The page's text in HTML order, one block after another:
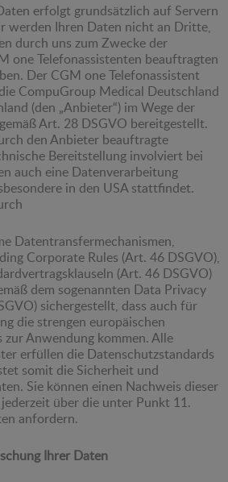
erfolgt grundsätzlich auf Servern
werden Ihren Daten nicht an Dritte,
durch uns zum Zwecke der
one Telefonassistenten beauftragten
Der CGM one Telefonassistent
CompuGroup Medical Deutschland
(den „Anbieter“) im Wege der
Art. 28 DSGVO bereitgestellt.
den Anbieter beauftragte
Bereitstellung involviert bei
auch eine Datenverarbeitung
in den USA stattfindet.
Datentransfermechanismen,
Corporate Rules (Art. 46 DSGVO),
(Art. 46 DSGVO)
dem sogenannten Data Privacy
sichergestellt, dass auch für
die strengen europäischen
Anwendung kommen. Alle
erfüllen die Datenschutzstandards
somit die Sicherheit und
Sie können einen Nachweis dieser
über die unter Punkt 11.
anfordern.
Ihrer Daten